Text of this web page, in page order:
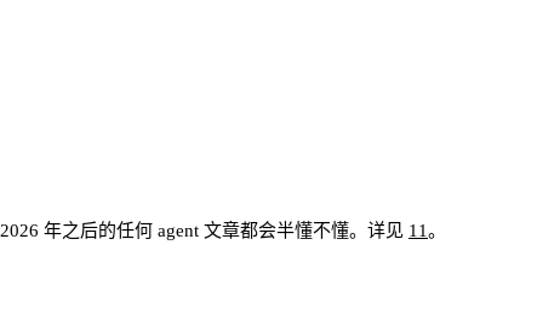
年之后的任何 agent 文章都会半懂不懂。详见 11。